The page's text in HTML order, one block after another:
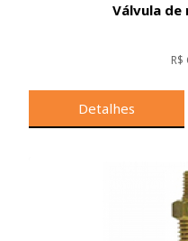
Válvula de
Detalhes